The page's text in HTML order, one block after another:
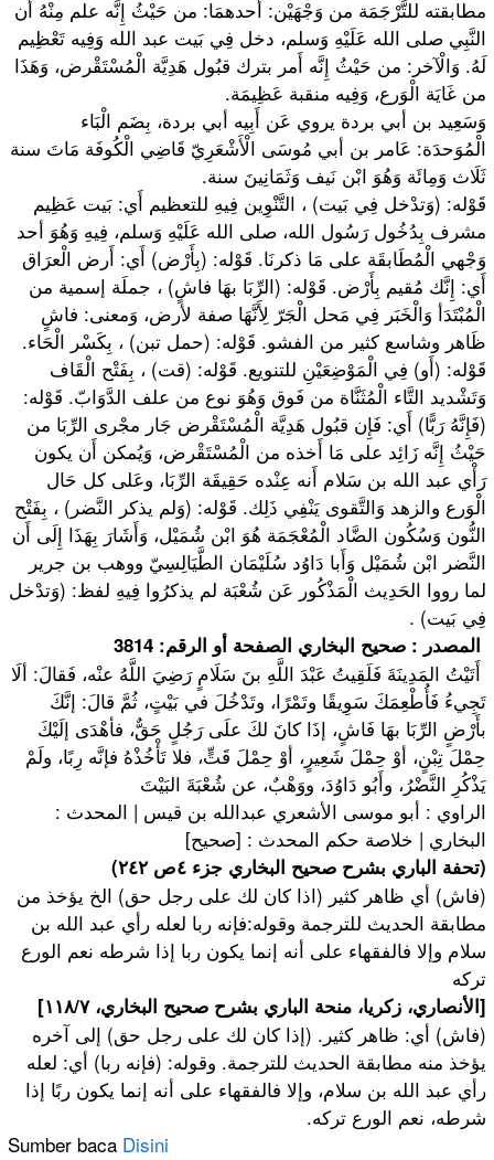
مطابقته للتَّرْجَمَة من وَجْهَيْن: أَحدهمَا: من حَيْثُ إِنَّه علم مِنْهُ أَن
النَّبِي صلى الله عَلَيْهِ وَسلم، دخل فِي بَيت عبد الله وَفِيه تَعْظِيم
لَهُ. وَالْآخر: من حَيْثُ إِنَّه أَمر بترك قبُول هَدِيَّة الْمُسْتَقْرض، وَهَذَا
من غَايَة الْوَرع، وَفِيه منقبة عَظِيمَة.
وَسَعِيد بن أبي بردة يروي عَن أَبِيه أبي بردة، بِضَم الْبَاء
الْمُوَحدَة: عَامر بن أبي مُوسَى الْأَشْعَرِيّ قَاضِي الْكُوفَة مَاتَ سنة
ثَلَاث وَمِائَة وَهُوَ ابْن نَيف وَثَمَانِينَ سنة.
قَوْله: (وَتدْخل فِي بَيت) ، التَّنْوِين فِيهِ للتعظيم أَي: بَيت عَظِيم
مشرف بِدُخُول رَسُول الله، صلى الله عَلَيْهِ وَسلم، فِيهِ وَهُوَ أحد
وَجْهي الْمُطَابقَة على مَا ذكرنَا. قَوْله: (بِأَرْض) أَي: أَرض الْعرَاق
أَي: إِنَّك مُقيم بِأَرْض. قَوْله: (الرِّبَا بهَا فاشٍ) ، جملَة إسمية من
الْمُبْتَدَأ وَالْخَبَر فِي مَحل الْجَرّ لِأَنَّهَا صفة لأرض، وَمعنى: فاشٍ
ظَاهر وشاسع كثير من الفشو. قَوْله: (حمل تبن) ، بِكَسْر الْحَاء.
قَوْله: (أَو) فِي الْمَوْضِعَيْنِ للتنويع. قَوْله: (قت) ، بِفَتْح الْقَاف
وَتَشْديد التَّاء الْمُثَنَّاة من فَوق وَهُوَ نوع من علف الدَّوَابّ. قَوْله:
(فَإِنَّهُ رَبًّا) أَي: فَإِن قبُول هَدِيَّة الْمُسْتَقْرض جَار مجْرى الرِّبَا من
حَيْثُ إِنَّه زَائِد على مَا أَخذه من الْمُسْتَقْرض، وَيُمكن أَن يكون
رَأْي عبد الله بن سَلام أَنه عِنْده حَقِيقَة الرِّبَا، وعَلى كل حَال
الْوَرع والزهد وَالتَّقوى يَنْفِي ذَلِك. قَوْله: (وَلم يذكر النَّضر) ، بِفَتْح
النُّون وَسُكُون الضَّاد الْمُعْجَمَة هُوَ ابْن شُمَيْل، وَأَشَارَ بِهَذَا إِلَى أَن
النَّضر ابْن شُمَيْل وَأَبا دَاوُد سُلَيْمَان الطَّيَالِسِيّ ووهب بن جرير
لما رووا الحَدِيث الْمَذْكُور عَن شُعْبَة لم يذكرُوا فِيهِ لفظ: (وَتدْخل
فِي بَيت) .
المصدر : صحيح البخاري الصفحة أو الرقم: 3814
أَتَيْتُ المَدِينَةَ فَلَقِيتُ عَبْدَ اللَّهِ بنَ سَلَامٍ رَضِيَ اللَّهُ عنْه، فَقالَ: ألَا
تَجِيءُ فَأُطْعِمَكَ سَوِيقًا وتَمْرًا، وتَدْخُلَ في بَيْتٍ، ثُمَّ قالَ: إنَّكَ
بأَرْضٍ الرِّبَا بهَا فَاشٍ، إذَا كانَ لكَ علَى رَجُلٍ حَقٌّ، فأهْدَى إلَيْكَ
حِمْلَ تِبْنٍ، أوْ حِمْلَ شَعِيرٍ، أوْ حِمْلَ قَتٍّ، فلا تَأْخُذْهُ فإنَّه رِبًا، ولَمْ
يَذْكُرِ النَّضْرُ، وأَبُو دَاوُدَ، ووَهْبٌ، عن شُعْبَةَ البَيْتَ
الراوي : أبو موسى الأشعري عبدالله بن قيس | المحدث :
البخاري | خلاصة حكم المحدث : [صحيح]
(تحفة الباري بشرح صحيح البخاري جزء ٤ص ٢٤٢)
(فاش) أي ظاهر كثير (اذا كان لك على رجل حق) الخ يؤخذ من
مطابقة الحديث للترجمة وقوله:فإنه ربا لعله رأي عبد الله بن
سلام وإلا فالفقهاء على أنه إنما يكون ربا إذا شرطه نعم الورع
تركه
[الأنصاري، زكريا، منحة الباري بشرح صحيح البخاري، ١١٨/٧]
(فاش) أي: ظاهر كثير. (إذا كان لك على رجل حق) إلى آخره
يؤخذ منه مطابقة الحديث للترجمة. وقوله: (فإنه ربا) أي: لعله
رأي عبد الله بن سلام، وإلا فالفقهاء على أنه إنما يكون ربًا إذا
شرطه، نعم الورع تركه.
Sumber baca Disini